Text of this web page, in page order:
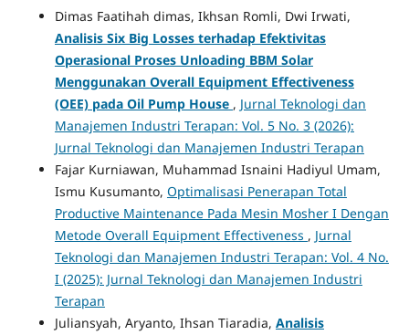
Dimas Faatihah dimas, Ikhsan Romli, Dwi Irwati,
Analisis Six Big Losses terhadap Efektivitas
Operasional Proses Unloading BBM Solar
Menggunakan Overall Equipment Effectiveness
(OEE) pada Oil Pump House , Jurnal Teknologi dan
Manajemen Industri Terapan: Vol. 5 No. 3 (2026):
Jurnal Teknologi dan Manajemen Industri Terapan
Fajar Kurniawan, Muhammad Isnaini Hadiyul Umam,
Ismu Kusumanto, Optimalisasi Penerapan Total
Productive Maintenance Pada Mesin Mosher I Dengan
Metode Overall Equipment Effectiveness , Jurnal
Teknologi dan Manajemen Industri Terapan: Vol. 4 No.
I (2025): Jurnal Teknologi dan Manajemen Industri
Terapan
Juliansyah, Aryanto, Ihsan Tiaradia, Analisis